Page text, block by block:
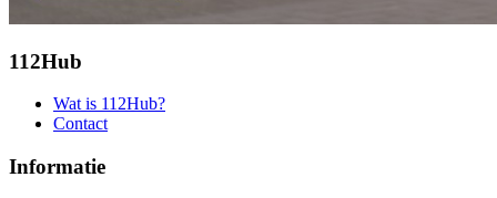
112Hub
Wat is 112Hub?
Contact
Informatie